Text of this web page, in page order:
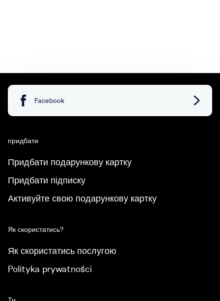
Facebook
придбати
Придбати подарункову картку
Придбати підписку
Активуйте свою подарункову картку
Як скористатись?
Як скористатись послугою
Polityka prywatności